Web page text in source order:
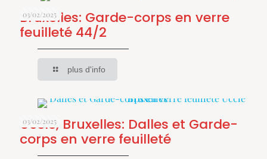
03/02/2025
Bruxelles: Garde-corps en verre
feuilleté 44/2
plus d'info
03/02/2025
Uccle, Bruxelles: Dalles et Garde-
corps en verre feuilleté